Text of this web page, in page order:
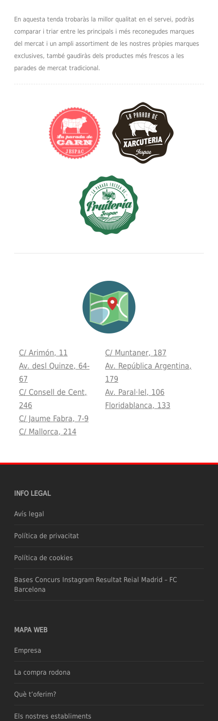
En aquesta tenda trobaràs la millor qualitat en el servei, podràs
comparar i triar entre les principals i més reconegudes marques
del mercat i un ampli assortiment de les nostres pròpies marques
exclusives, també gaudiràs dels productes més frescos a les
parades de mercat tradicional.
C/ Arimón, 11
Av. desl Quinze, 64-
67
C/ Consell de Cent,
246
C/ Jaume Fabra, 7-9
C/ Mallorca, 214
C/ Muntaner, 187
Av. República Argentina,
179
Av. Paral·lel, 106
Floridablanca, 133
INFO LEGAL
Avís legal
Política de privacitat
Política de cookies
Bases Concurs Instagram Resultat Reial Madrid – FC
Barcelona
MAPA WEB
Empresa
La compra rodona
Què t’oferim?
Els nostres establiments